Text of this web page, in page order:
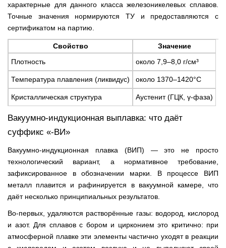
характерные для данного класса железоникелевых сплавов.
Точные значения нормируются ТУ и предоставляются с
сертификатом на партию.
Свойство
Значение
Плотность
около 7,9–8,0 г/см³
Температура плавления (ликвидус) около 1370–1420°C
Кристаллическая структура Аустенит (ГЦК, γ-фаза)
Вакуумно-индукционная выплавка: что даёт
суффикс «-ВИ»
Вакуумно-индукционная плавка (ВИП) — это не просто
технологический вариант, а нормативное требование,
зафиксированное в обозначении марки. В процессе ВИП
металл плавится и рафинируется в вакуумной камере, что
даёт несколько принципиальных результатов.
Во-первых, удаляются растворённые газы: водород, кислород
и азот. Для сплавов с бором и цирконием это критично: при
атмосферной плавке эти элементы частично уходят в реакции